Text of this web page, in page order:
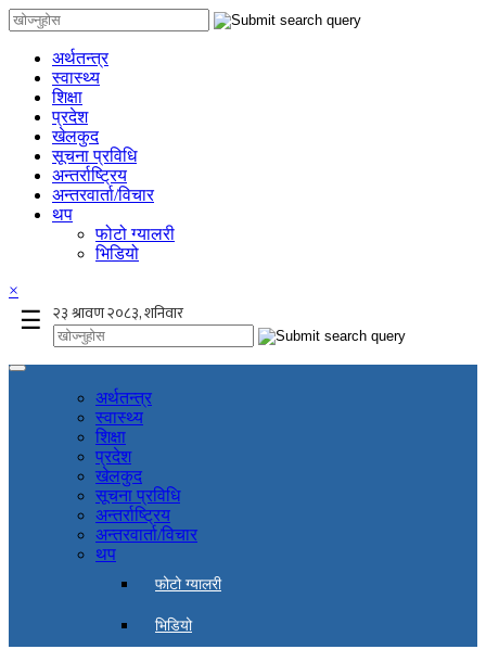
अर्थतन्त्र
स्वास्थ्य
शिक्षा
प्रदेश
खेलकुद
सूचना प्रविधि
अन्तर्राष्ट्रिय
अन्तरवार्ता/विचार
थप
फोटो ग्यालरी
भिडियो
×
☰
अर्थतन्त्र
स्वास्थ्य
शिक्षा
प्रदेश
खेलकुद
सूचना प्रविधि
अन्तर्राष्ट्रिय
अन्तरवार्ता/विचार
थप
फोटो ग्यालरी
भिडियो